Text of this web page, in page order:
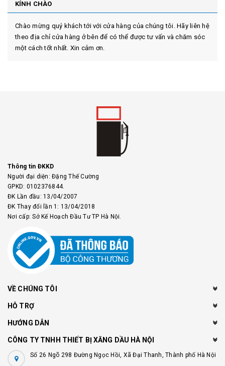
KÍNH CHÀO
Chào mừng quý khách tới với cửa hàng của chúng tôi. Hãy liên hệ
theo địa chỉ cửa hàng ở bên để có thể được tư vấn và chăm sóc
một cách tốt nhất. Xin cảm ơn.
Thông tin ĐKKD
Người đại diện: Đặng Thế Cường
GPKD: 0102376844.
ĐK Lần đầu: 13/04/2007
ĐK Thay đổi lần 1: 13/04/2018
Nơi cấp: Sở Kế Hoạch Đầu Tư TP Hà Nội.
VỀ CHÚNG TÔI
HỖ TRỢ
HƯỚNG DẪN
CÔNG TY TNHH THIẾT BỊ XĂNG DẦU HÀ NỘI
Số 26 Ngõ 298 Đường Ngọc Hồi, Xã Đại Thanh, Thành phố Hà Nội